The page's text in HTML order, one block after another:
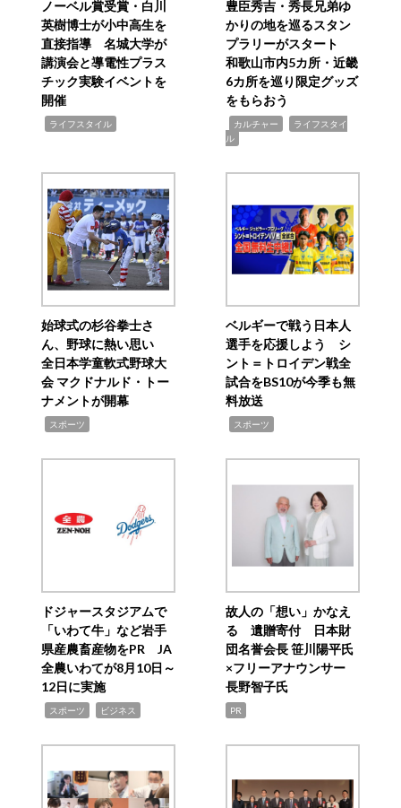
ノーベル賞受賞・白川
英樹博士が小中高生を
直接指導 名城大学が
講演会と導電性プラス
チック実験イベントを
開催
ライフスタイル
豊臣秀吉・秀長兄弟ゆ
かりの地を巡るスタン
プラリーがスタート
和歌山市内5カ所・近畿
6カ所を巡り限定グッズ
をもらおう
カルチャー
ライフスタイ
ル
始球式の杉谷拳士さ
ん、野球に熱い思い
全日本学童軟式野球大
会 マクドナルド・トー
ナメントが開幕
スポーツ
ベルギーで戦う日本人
選手を応援しよう シ
ント＝トロイデン戦全
試合をBS10が今季も無
料放送
スポーツ
ドジャースタジアムで
「いわて牛」など岩手
県産農畜産物をPR JA
全農いわてが8月10日～
12日に実施
スポーツ ビジネス
故人の「想い」かなえ
る 遺贈寄付 日本財
団名誉会長 笹川陽平氏
×フリーアナウンサー
長野智子氏
PR